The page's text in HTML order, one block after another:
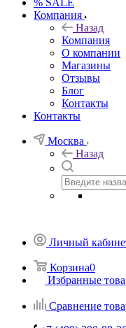
% SALE
Компания
Назад
Компания
О компании
Магазины
Отзывы
Блог
Контакты
Контакты
Москва
Назад
Личный
Корзина0
Избранные
Сравнение